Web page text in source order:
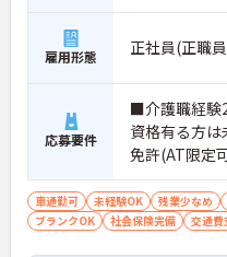
雇用形態 正社員(正職
応募要件
■介護職経
資格有る方
免許(AT限定
不問です。※
者福祉に関す
車通勤可 未経験OK 残業少なめ
ブランクOK
社会保険完備 交通費